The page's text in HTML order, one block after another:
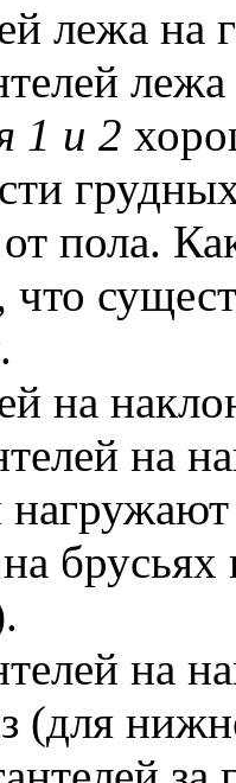
лежа на
1 и 2
пола.
что
на
на
брусьях
на
(для